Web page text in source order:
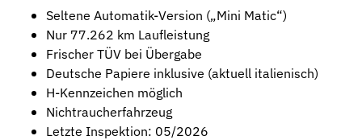
Seltene Automatik-Version („Mini Matic“)
Nur 77.262 km Laufleistung
Frischer TÜV bei Übergabe
Deutsche Papiere inklusive (aktuell italienisch)
H-Kennzeichen möglich
Nichtraucherfahrzeug
Letzte Inspektion: 05/2026